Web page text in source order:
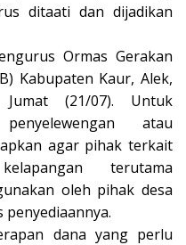
ditaati dan dijadikan
Ormas Gerakan
Kabupaten Kaur, Alek,
(21/07). Untuk
atau
agar pihak terkait
terutama
oleh pihak desa
dana yang perlu